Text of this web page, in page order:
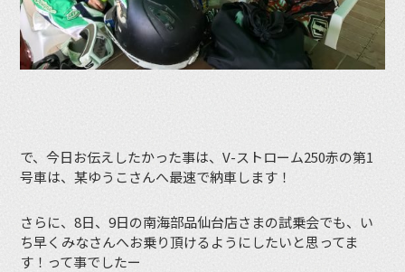
で、今日お伝えしたかった事は、V-ストローム250赤の第1
号車は、某ゆうこさんへ最速で納車します！
さらに、8日、9日の南海部品仙台店さまの試乗会でも、い
ち早くみなさんへお乗り頂けるようにしたいと思ってま
す！って事でしたー